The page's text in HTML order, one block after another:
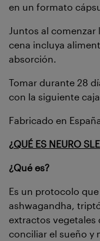
en un formato
Juntos al comenzar
cena incluya
absorción.
Tomar durante 28
con la siguiente
Fabricado en
¿QUÉ ES NEURO
¿Qué es?
Es un protocolo
ashwagandha,
extractos vegetales
conciliar el sueño y